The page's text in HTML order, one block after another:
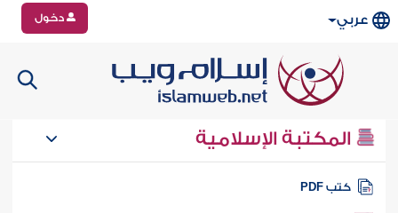
عربي دخول
المكتبة الإسلامية